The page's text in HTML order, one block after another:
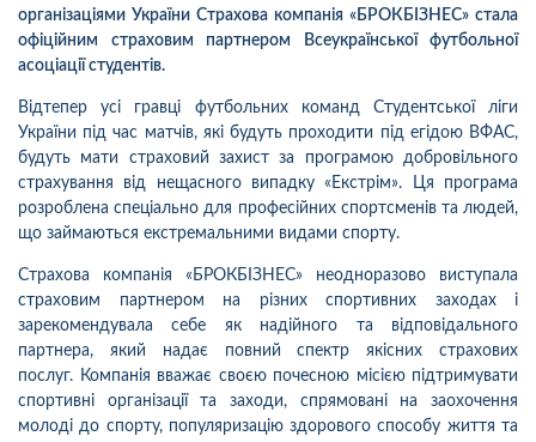
організаціями України Страхова компанія «БРОКБІЗНЕС» стала
офіційним страховим партнером Всеукраїнської футбольної
асоціації студентів.
Відтепер усі гравці футбольних команд Студентської ліги
України під час матчів, які будуть проходити під егідою ВФАС,
будуть мати страховий захист за програмою добровільного
страхування від нещасного випадку «Екстрім». Ця програма
розроблена спеціально для професійних спортсменів та людей,
що займаються екстремальними видами спорту.
Страхова компанія «БРОКБІЗНЕС» неодноразово виступала
страховим партнером на різних спортивних заходах і
зарекомендувала себе як надійного та відповідального
партнера, який надає повний спектр якісних страхових
послуг. Компанія вважає своєю почесною місією підтримувати
спортивні організації та заходи, спрямовані на заохочення
молоді до спорту, популяризацію здорового способу життя та